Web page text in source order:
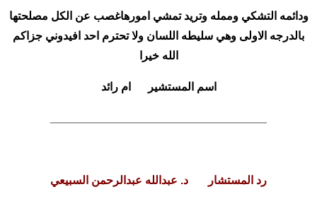
ودائمه التشكي وممله وتريد تمشي امورهاغصب عن الكل مصلحتها
بالدرجه الاولى وهي سليطه اللسان ولا تحترم احد افيدوني جزاكم
الله خيرا
اسم المستشير ام رائد
رد المستشار د. عبدالله عبدالرحمن السبيعي